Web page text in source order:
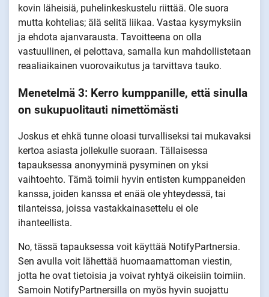
kovin läheisiä, puhelinkeskustelu riittää. Ole suora
mutta kohtelias; älä selitä liikaa. Vastaa kysymyksiin
ja ehdota ajanvarausta. Tavoitteena on olla
vastuullinen, ei pelottava, samalla kun mahdollistetaan
reaaliaikainen vuorovaikutus ja tarvittava tauko.
Menetelmä 3: Kerro kumppanille, että sinulla
on sukupuolitauti nimettömästi
Joskus et ehkä tunne oloasi turvalliseksi tai mukavaksi
kertoa asiasta jollekulle suoraan. Tällaisessa
tapauksessa anonyyminä pysyminen on yksi
vaihtoehto. Tämä toimii hyvin entisten kumppaneiden
kanssa, joiden kanssa et enää ole yhteydessä, tai
tilanteissa, joissa vastakkainasettelu ei ole
ihanteellista.
No, tässä tapauksessa voit käyttää NotifyPartnersia.
Sen avulla voit lähettää huomaamattoman viestin,
jotta he ovat tietoisia ja voivat ryhtyä oikeisiin toimiin.
Samoin NotifyPartnersilla on myös hyvin suojattu